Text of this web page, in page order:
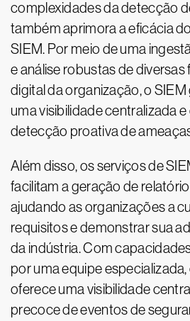
complexidades da detecção
também aprimora a eficácia
SIEM. Por meio de uma
e análise robustas de
digital da organização, o
uma visibilidade centralizada
detecção proativa de
Além disso, os serviços de
facilitam a geração de
ajudando as organizações a
requisitos e demonstrar sua
da indústria. Com
por uma equipe
oferece uma visibilidade
precoce de eventos de